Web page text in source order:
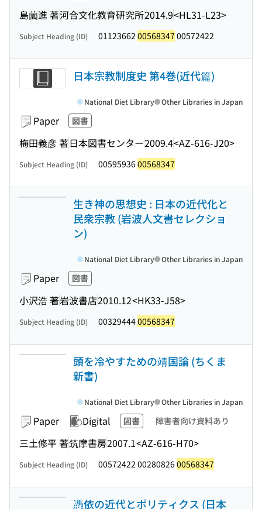
島薗進 著河合文化教育研究所2014.9<HL31-L23>
Subject Heading (ID) 01123662 00568347 00572422
日本宗教制度史 第4巻(近代篇)
Paper 図書
梅田義彦 著日本図書センター2009.4<AZ-616-J20>
National Diet Library Other Libraries in Japan
Subject Heading (ID) 0059593600568347
生き神の思想史 : 日本の近代化と
民衆宗教 (岩波人文書セレクショ
ン)
Paper 図書
小沢浩 著岩波書店2010.12<HK33-J58>
National Diet Library Other Libraries in Japan
Subject Heading (ID) 0032944400568347
頭を冷やすための靖国論 (ちくま
新書)
Paper Digital 図書 障害者向け資料あり
三土修平 著筑摩書房2007.1<AZ-616-H70>
National Diet Library Other Libraries in Japan
Subject Heading (ID) 00572422 0028082600568347
憑依の近代とポリティクス (日本